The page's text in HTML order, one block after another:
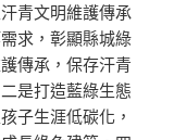
青文明維護傳承
求，彰顯縣城綠
傳承，保存汗青
是打造藍綠生態
子生涯低碳化，